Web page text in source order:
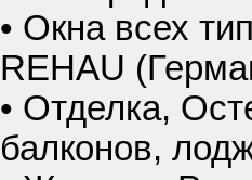
• Окна всех
REHAU
• Отделка,
балконов,